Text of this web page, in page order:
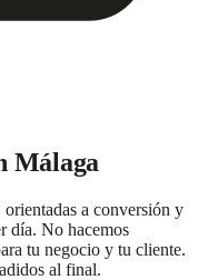
Málaga
a conversión y
día. No hacemos
tu negocio y tu cliente.
al final.